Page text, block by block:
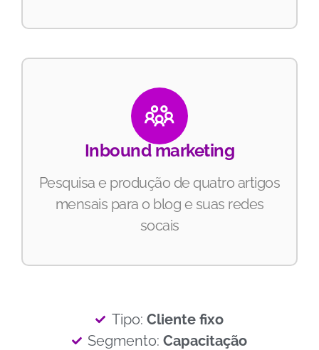
Inbound marketing
Pesquisa e produção de quatro artigos
mensais para o blog e suas redes
socais
Tipo: Cliente fixo
Segmento:Capacitação